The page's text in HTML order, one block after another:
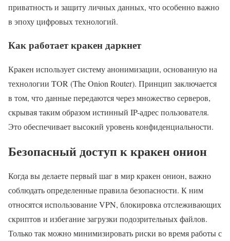
приватность и защиту личных данных, что особенно важно
в эпоху цифровых технологий.
Как работает кракен даркнет
Кракен использует систему анонимизации, основанную на
технологии TOR (The Onion Router). Принцип заключается
в том, что данные передаются через множество серверов,
скрывая таким образом истинный IP-адрес пользователя.
Это обеспечивает высокий уровень конфиденциальности.
Безопасный доступ к кракен онион
Когда вы делаете первый шаг в мир кракен онион, важно
соблюдать определенные правила безопасности. К ним
относятся использование VPN, блокировка отслеживающих
скриптов и избегание загрузки подозрительных файлов.
Только так можно минимизировать риски во время работы с